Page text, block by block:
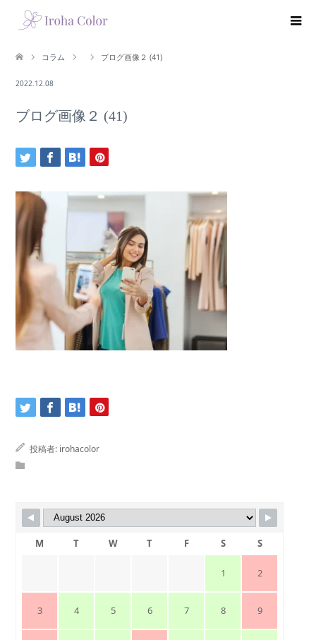
コラム ブログ画像２ (41)
2022.12.08
ブログ画像２ (41)
投稿者: irohacolor
M T W T F S S
1 2
3 4 5 6 7 8 9